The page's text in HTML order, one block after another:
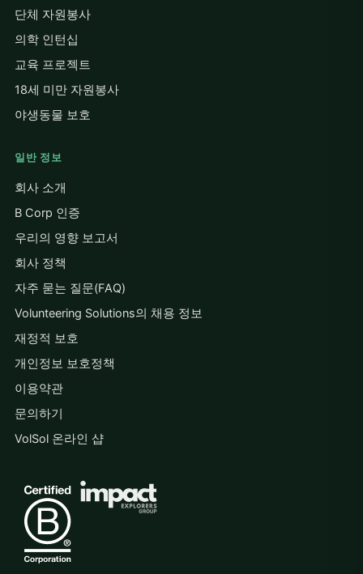
단체 자원봉사
의학 인턴십
교육 프로젝트
18세 미만 자원봉사
야생동물 보호
일반 정보
회사 소개
B Corp 인증
우리의 영향 보고서
회사 정책
자주 묻는 질문(FAQ)
Volunteering Solutions의 채용 정보
재정적 보호
개인정보 보호정책
이용약관
문의하기
VolSol 온라인 샵